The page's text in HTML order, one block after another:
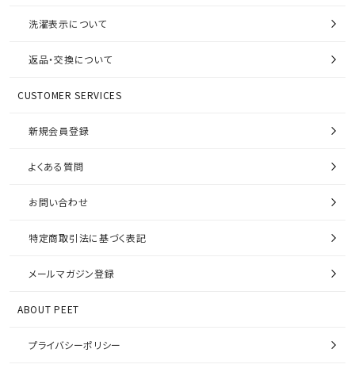
洗濯表示について
返品・交換について
CUSTOMER SERVICES
新規会員登録
よくある質問
お問い合わせ
特定商取引法に基づく表記
メールマガジン登録
ABOUT PEET
プライバシーポリシー